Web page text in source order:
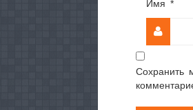
Имя*
Сохранить